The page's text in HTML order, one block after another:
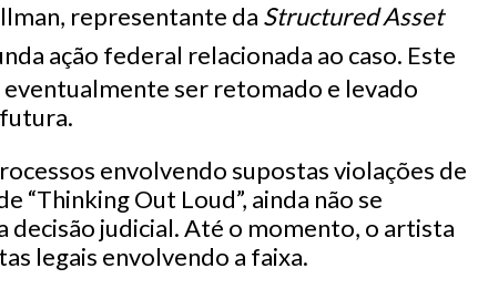
representante da Structured Asset
ação federal relacionada ao caso. Este
ser retomado e levado
envolvendo supostas violações de
“Thinking Out Loud”, ainda não se
judicial. Até o momento, o artista
legais envolvendo a faixa.